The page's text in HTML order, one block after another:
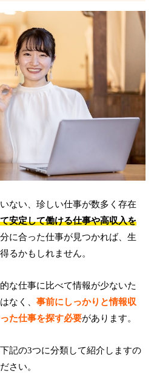
ない、珍しい仕事が数多く存在
安定して働ける仕事や高収入を
に合った仕事が見つかれば、生
るかもしれません。
な仕事に比べて情報が少ないた
なく、事前にしっかりと情報収
た仕事を探す必要があります。
記の3つに分類して紹介しますの
さい。